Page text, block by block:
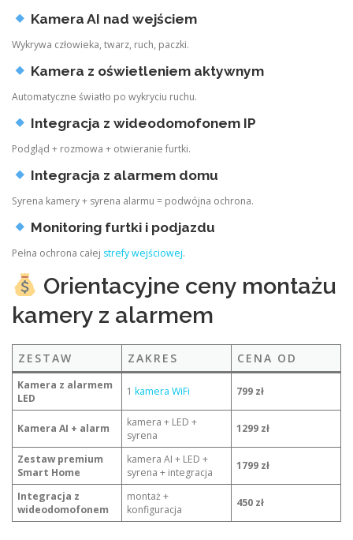
Kamera AI nad wejściem
Wykrywa człowieka, twarz, ruch, paczki.
Kamera z oświetleniem aktywnym
Automatyczne światło po wykryciu ruchu.
Integracja z wideodomofonem IP
Podgląd + rozmowa + otwieranie furtki.
Integracja z alarmem domu
Syrena kamery + syrena alarmu = podwójna ochrona.
Monitoring furtki i podjazdu
Pełna ochrona całej strefy wejściowej.
Orientacyjne ceny montażu
kamery z alarmem
ZESTAW ZAKRES CENA OD
Kamera z alarmem
LED
1kamera WiFi 799 zł
Kamera AI + alarm
kamera + LED +
syrena
1299 zł
Zestaw premium
Smart Home
kamera AI + LED +
syrena + integracja
1799 zł
Integracja z
wideodomofonem
montaż +
konfiguracja
450 zł